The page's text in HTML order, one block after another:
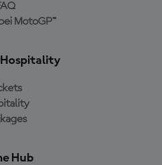
MotoGP™
Hospitality
Hub